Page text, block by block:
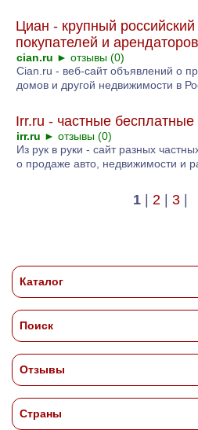
Циан - крупный
покупателей и
cian.ru ► отзывы (0)
Cian.ru - веб-сайт объявлений о
домов и другой недвижимости в
Irr.ru - частные
irr.ru ► отзывы (0)
Из рук в руки - сайт разных
о продаже авто, недвижимости и
1 | 2 | 3 |
Каталог
Поиск
Отзывы
Страны